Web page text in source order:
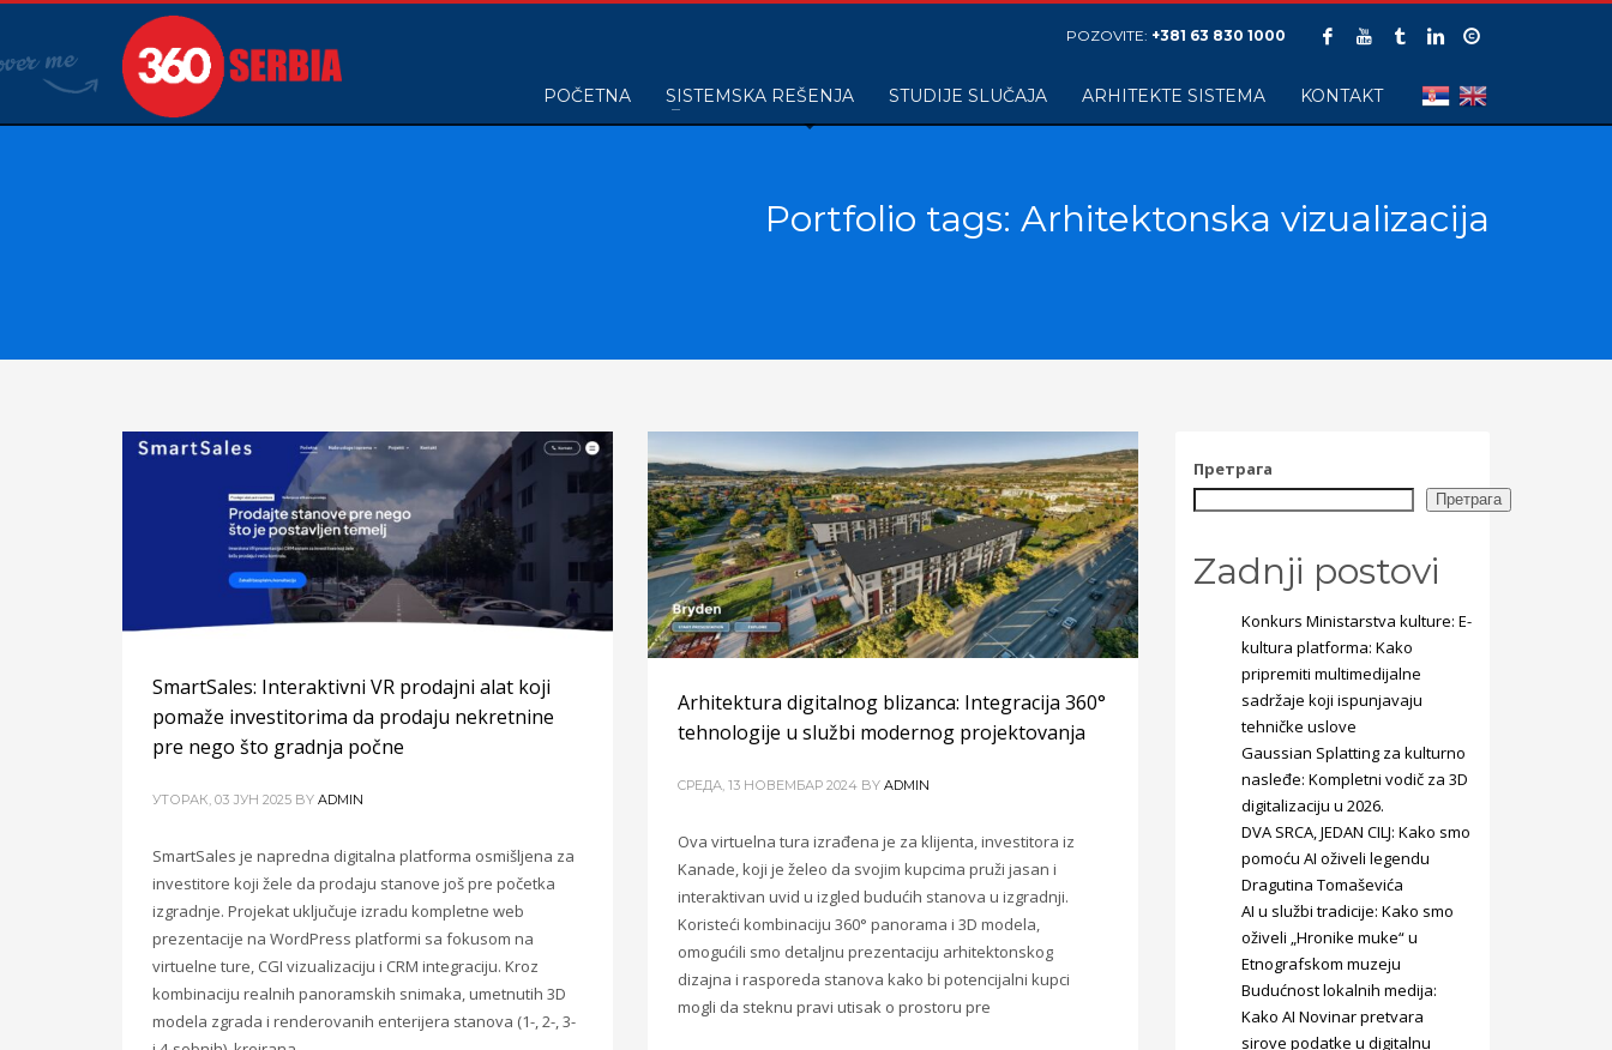
POZOVITE: +381 63 830 1000
POČETNA SISTEMSKA REŠENJA STUDIJE SLUČAJA ARHITEKTE SISTEMA KONTAKT
Portfolio tags: Arhitektonska vizualizacija
SmartSales: Interaktivni VR prodajni alat koji
pomaže investitorima da prodaju nekretnine
pre nego što gradnja počne
УТОРАК, 03 ЈУН 2025 BY ADMIN
SmartSales je napredna digitalna platforma osmišljena za
investitore koji žele da prodaju stanove još pre početka
izgradnje. Projekat uključuje izradu kompletne web
prezentacije na WordPress platformi sa fokusom na
virtuelne ture, CGI vizualizaciju i CRM integraciju. Kroz
kombinaciju realnih panoramskih snimaka, umetnutih 3D
modela zgrada i renderovanih enterijera stanova (1-, 2-, 3-
Arhitektura digitalnog blizanca: Integracija 360°
tehnologije u službi modernog projektovanja
CРЕДА, 13 НОВЕМБАР 2024 BY ADMIN
Ova virtuelna tura izrađena je za klijenta, investitora iz
Kanade, koji je želeo da svojim kupcima pruži jasan i
interaktivan uvid u izgled budućih stanova u izgradnji.
Koristeći kombinaciju 360° panorama i 3D modela,
omogućili smo detaljnu prezentaciju arhitektonskog
dizajna i rasporeda stanova kako bi potencijalni kupci
mogli da steknu pravi utisak o prostoru pre
Претрага
Претрага
Zadnji postovi
Konkurs Ministarstva kulture: E-
kultura platforma: Kako
pripremiti multimedijalne
sadržaje koji ispunjavaju
tehničke uslove
Gaussian Splatting za kulturno
nasleđe: Kompletni vodič za 3D
digitalizaciju u 2026.
DVA SRCA, JEDAN CILJ: Kako smo
pomoću AI oživeli legendu
Dragutina Tomaševića
AI u službi tradicije: Kako smo
oživeli „Hronike muke“ u
Etnografskom muzeju
Budućnost lokalnih medija:
Kako AI Novinar pretvara
sirove podatke u digitalnu